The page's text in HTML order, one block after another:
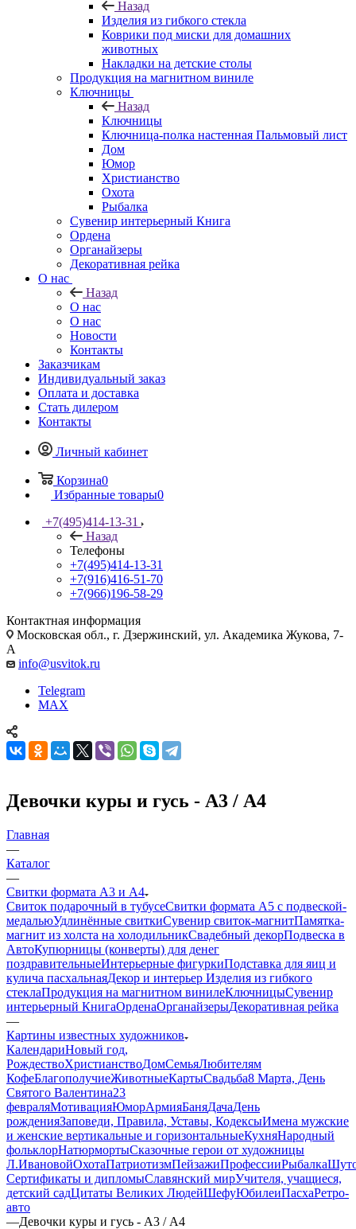
Назад
Изделия из гибкого стекла
Коврики под миски для домашних
животных
Накладки на детские столы
Продукция на магнитном виниле
Ключницы
Назад
Ключницы
Ключница-полка настенная Пальмовый лист
Дом
Юмор
Христианство
Охота
Рыбалка
Сувенир интерьерный Книга
Ордена
Органайзеры
Декоративная рейка
О нас
Назад
О нас
О нас
Новости
Контакты
Заказчикам
Индивидуальный заказ
Оплата и доставка
Стать дилером
Контакты
Личный кабинет
Корзина0
Избранные товары0
+7(495)414-13-31
Назад
Телефоны
+7(495)414-13-31
+7(916)416-51-70
+7(966)196-58-29
Контактная информация
Московская обл., г. Дзержинский, ул. Академика Жукова, 7-
А
info@usvitok.ru
Telegram
MAX
Девочки куры и гусь - А3 / А4
Главная
—
Каталог
—
Свитки формата А3 и А4
Свиток подарочный в тубусеСвитки формата А5 с подвеской-
медальюУдлинённые свиткиСувенир свиток-магнитПамятка-
магнит из холста на холодильникСвадебный декорПодвеска в
АвтоКупюрницы (конверты) для денег
поздравительныеИнтерьерные фигуркиПодставка для яиц и
кулича пасхальнаяДекор и интерьер Изделия из гибкого
стеклаПродукция на магнитном винилеКлючницыСувенир
интерьерный КнигаОрденаОрганайзерыДекоративная рейка
—
Картины известных художников
КалендариНовый год,
РождествоХристианствоДомСемьяЛюбителям
КофеБлагополучиеЖивотныеКартыСвадьба8 Марта, День
Святого Валентина23
февраляМотивацияЮморАрмияБаняДачаДень
рожденияЗаповеди, Правила, Уставы, КодексыИмена мужские
и женские вертикальные и горизонтальныеКухняНародный
фольклорНатюрмортыСказочные герои от художницы
Л.ИвановойОхотаПатриотизмПейзажиПрофессииРыбалка
Сертификаты и дипломыСлавянский мирУчителя, учащиеся,
детский садЦитаты Великих ЛюдейШефуЮбилеиПасхаРетро-
авто
—Девочки куры и гусь - А3 / А4